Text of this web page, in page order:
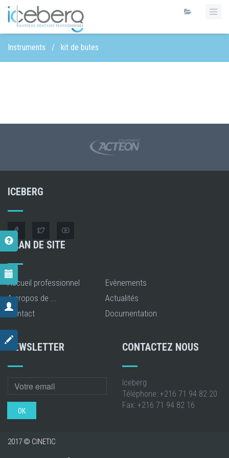
Instruments / kit de butes
ICEBERG
PLAN DE SITE
Accueil professionnel
A propos de ...
Contact
Evènements
Actualités
Documentation
NEWSLETTER
OK
CONTACTEZ NOUS
Iceberg
Téléphone: +216 71 94 82 20
Fax: +216 71 94 82 16
2017 © CINETIC